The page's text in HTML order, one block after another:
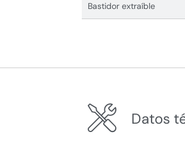
Bastidor extraíble
Datos